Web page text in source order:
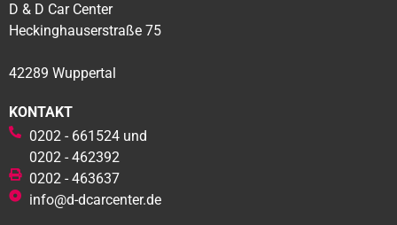
D & D Car Center
Heckinghauserstraße 75
42289 Wuppertal
KONTAKT
0202 - 661524 und
0202 - 462392
0202 - 463637
info@d-dcarcenter.de